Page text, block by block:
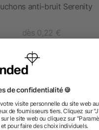
anti-bruit Serenity
dès 0,22 €
des questions